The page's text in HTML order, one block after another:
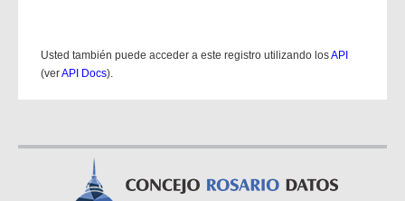
Usted también puede acceder a este registro utilizando losAPI
(verAPI Docs).